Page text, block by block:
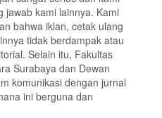
jawab kami lainnya. Kami
bahwa iklan, cetak ulang
tidak berdampak atau
Selain itu, Fakultas
Surabaya dan Dewan
komunikasi dengan jurnal
ini berguna dan